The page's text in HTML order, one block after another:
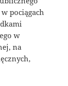
pociągach
w
na